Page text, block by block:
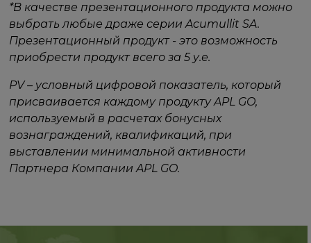
*В качестве презентационного продукта можно
выбрать любые драже серии Acumullit SA.
Презентационный продукт - это возможность
приобрести продукт всего за 5 у.е.
PV – условный цифровой показатель, который
присваивается каждому продукту APL GO,
используемый в расчетах бонусных
вознаграждений, квалификаций, при
выставлении минимальной активности
Партнера Компании APL GO.